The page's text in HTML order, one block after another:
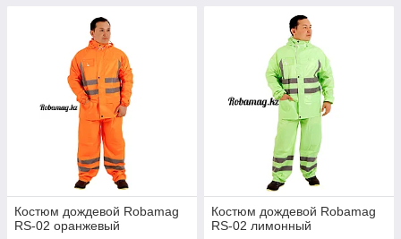
Костюм дождевой Robamag
RS-02 оранжевый
Костюм дождевой Robamag
RS-02 лимонный